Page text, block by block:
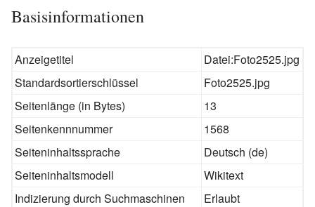
Basisinformationen
Anzeigetitel
Datei:Foto2525.jpg
Standardsortierschlüssel
Foto2525.jpg
Seitenlänge (in Bytes)
13
Seitenkennnummer
1568
Seiteninhaltssprache
Deutsch (de)
Seiteninhaltsmodell
Wikitext
Indizierung durch Suchmaschinen
Erlaubt